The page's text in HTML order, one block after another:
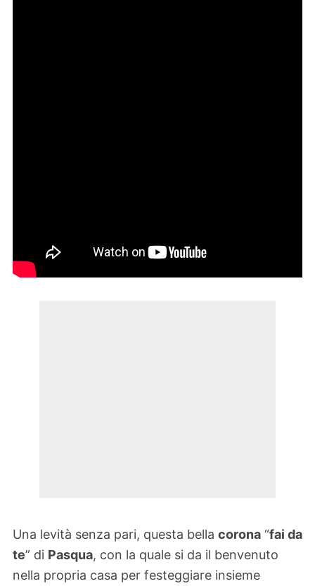
Una levità senza pari, questa bella corona “fai da
te” di Pasqua, con la quale si da il benvenuto
nella propria casa per festeggiare insieme